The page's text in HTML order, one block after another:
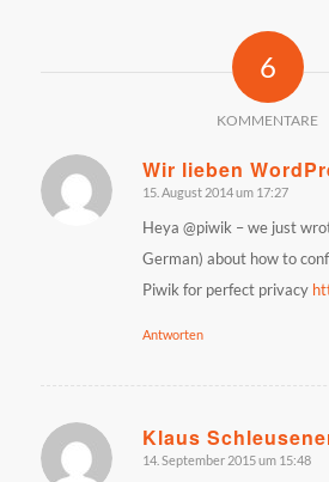
6
KOMMENTARE
Wir lieben
sagte:
15. August 2014 um 17:27
Heya @piwik – we just
German) about how to
Piwik for perfect privacy
Antworten
Klaus
sagte:
14. September 2015 um 15:48